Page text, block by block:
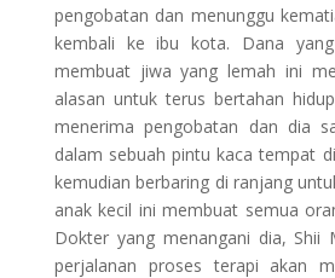
pengobatan dan menunggu
kembali ke ibu kota. Dana
membuat jiwa yang lemah ini
alasan untuk terus bertahan
menerima pengobatan dan dia
dalam sebuah pintu kaca tempat
kemudian berbaring di ranjang
anak kecil ini membuat semua
Dokter yang menangani dia, Shii
perjalanan proses terapi akan